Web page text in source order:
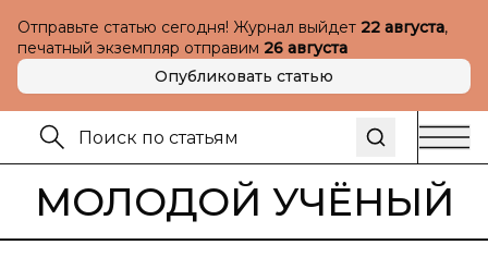
Отправьте статью сегодня! Журнал выйдет 22 августа,
печатный экземпляр отправим 26 августа
Опубликовать статью
МОЛОДОЙ УЧЁНЫЙ